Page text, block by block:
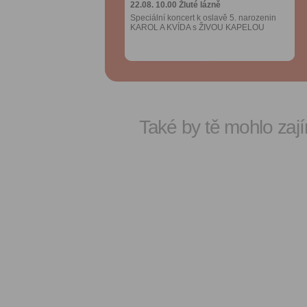
22.08. 10.00 Žluté lázně
Speciální koncert k oslavě 5. narozenin
KAROL A KVÍDA s ŽIVOU KAPELOU
22.08. 10.00 Žluté lázně
Speciální koncert k oslavě 5. narozenin
KAROL A KVÍDA s ŽIVOU KAPELOU
Také by tě mohlo